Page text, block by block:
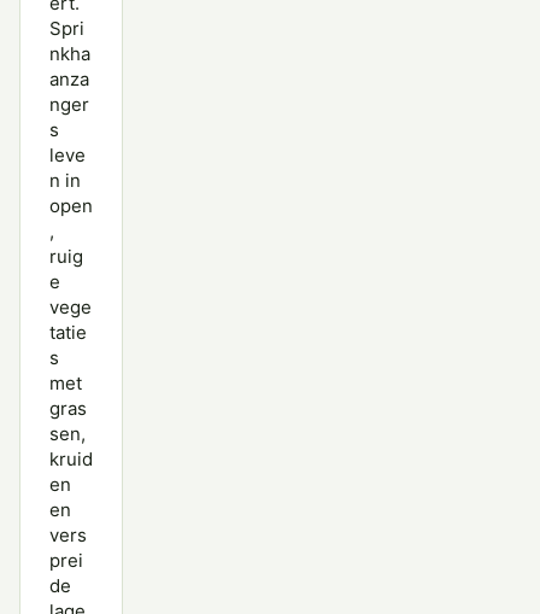
Spri
nkha
anza
nger
s
leve
n in
open
,
ruig
e
vege
tatie
s
met
gras
sen,
kruid
en
en
vers
prei
de